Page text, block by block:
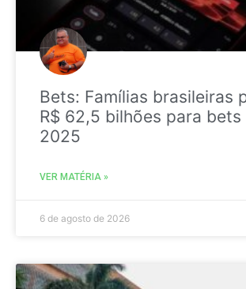
Bets: Famílias brasileiras
R$ 62,5 bilhões para bets
2025
VER MATÉRIA »
6 de agosto de 2026